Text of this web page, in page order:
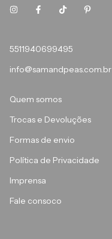
5511940699495
info@samandpeas.com.br
Quem somos
Trocas e Devoluções
Formas de envio
Política de Privacidade
Imprensa
Fale consoco